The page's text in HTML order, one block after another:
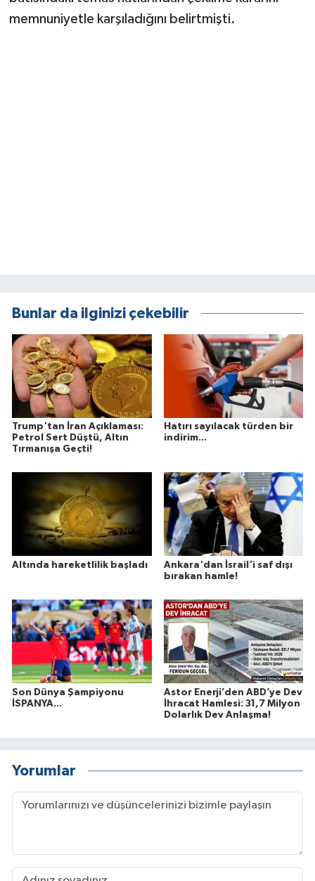
memnuniyetle karşıladığını belirtmişti.
Bunlar da ilginizi çekebilir
Trump'tan İran Açıklaması:
Petrol Sert Düştü, Altın
Tırmanışa Geçti!
Hatırı sayılacak türden bir
indirim...
Altında hareketlilik başladı
Ankara'dan İsrail'i saf dışı
bırakan hamle!
Son Dünya Şampiyonu
İSPANYA...
Astor Enerji’den ABD’ye Dev
İhracat Hamlesi: 31,7 Milyon
Dolarlık Dev Anlaşma!
Yorumlar